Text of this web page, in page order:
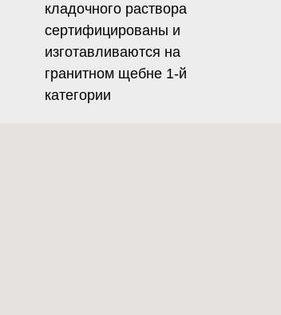
кладочного раствора
сертифицированы и
изготавливаются на
гранитном щебне 1-й
категории